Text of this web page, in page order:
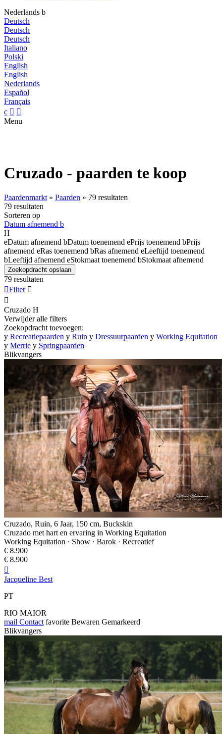
Nederlands b
Deutsch
Deutsch
Deutsch
Italiano
Polski
English
English
Nederlands
Español
Français
c  
Menu
Cruzado - paarden te koop
Paardenmarkt » Paarden » 79 resultaten
79 resultaten
Sorteren op
Datum afnemend b
H
eDatum afnemend bDatum toenemend ePrijs toenemend bPrijs
afnemend eRas toenemend bRas afnemend eLeeftijd toenemend
bLeeftijd afnemend eStokmaat toenemend bStokmaat afnemend
Zoekopdracht opslaan
79 resultaten
Filter 

Cruzado H
Verwijder alle filters
Zoekopdracht toevoegen:
y Recreatiepaarden y Ruin y Dressuurpaarden y Working Equitation
y Merrie y Springpaarden
Blikvangers
Cruzado, Ruin, 6 Jaar, 150 cm, Buckskin
Cruzado met hart en ervaring in Working Equitation
Working Equitation · Show · Barok · Recreatief
€ 8.900
€ 8.900

Jacqueline Best
PT
RIO MAIOR
mail Contact favorite Bewaren Gemarkeerd
Blikvangers